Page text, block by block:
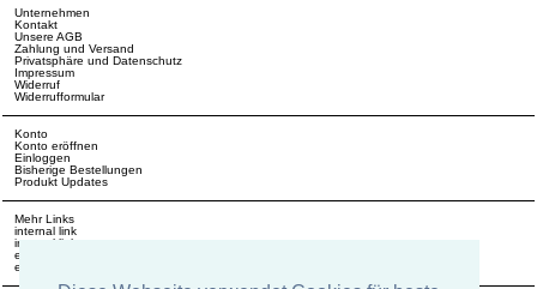
Unternehmen
Kontakt
Unsere AGB
Zahlung und Versand
Privatsphäre und Datenschutz
Impressum
Widerruf
Widerrufformular
Konto
Konto eröffnen
Einloggen
Bisherige Bestellungen
Produkt Updates
Mehr Links
internal link
internal link
external link
external link